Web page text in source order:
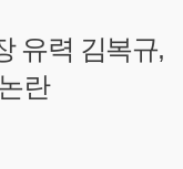
유력 김복규,
란